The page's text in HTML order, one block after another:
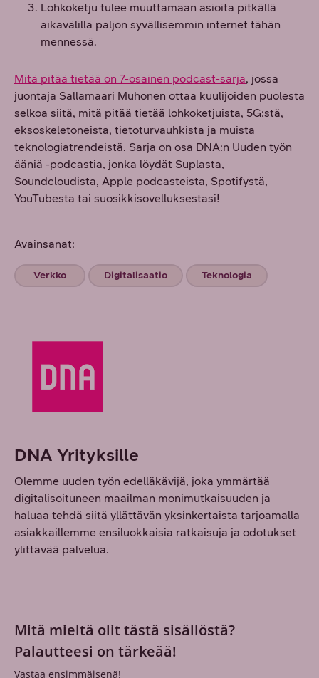
Lohkoketju tulee muuttamaan asioita pitkällä
aikavälillä paljon syvällisemmin internet tähän
mennessä.
Mitä pitää tietää on 7-osainen podcast-sarja, jossa
juontaja Sallamaari Muhonen ottaa kuulijoiden puolesta
selkoa siitä, mitä pitää tietää lohkoketjuista, 5G:stä,
eksoskeletoneista, tietoturvauhkista ja muista
teknologiatrendeistä. Sarja on osa DNA:n Uuden työn
ääniä -podcastia, jonka löydät Suplasta,
Soundcloudista, Apple podcasteista, Spotifystä,
YouTubesta tai suosikkisovelluksestasi!
Avainsanat:
Verkko Digitalisaatio Teknologia
DNA Yrityksille
Olemme uuden työn edelläkävijä, joka ymmärtää
digitalisoituneen maailman monimutkaisuuden ja
haluaa tehdä siitä yllättävän yksinkertaista tarjoamalla
asiakkaillemme ensiluokkaisia ratkaisuja ja odotukset
ylittävää palvelua.
Mitä mieltä olit tästä sisällöstä?
Palautteesi on tärkeää!
Vastaa ensimmäisenä!